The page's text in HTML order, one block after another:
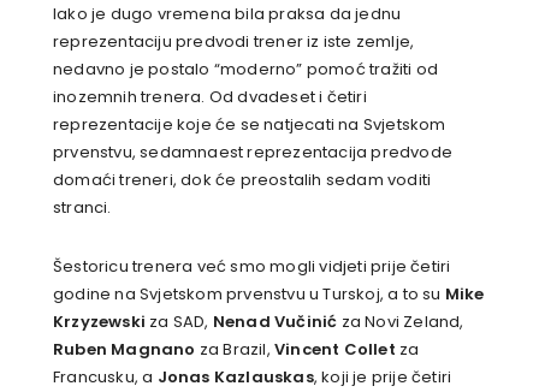
Iako je dugo vremena bila praksa da jednu
reprezentaciju predvodi trener iz iste zemlje,
nedavno je postalo “moderno” pomoć tražiti od
inozemnih trenera. Od dvadeset i četiri
reprezentacije koje će se natjecati na Svjetskom
prvenstvu, sedamnaest reprezentacija predvode
domaći treneri, dok će preostalih sedam voditi
stranci.
Šestoricu trenera već smo mogli vidjeti prije četiri
godine na Svjetskom prvenstvu u Turskoj, a to su Mike
Krzyzewski za SAD, Nenad Vučinić za Novi Zeland,
Ruben Magnano za Brazil,Vincent Collet za
Francusku, a Jonas Kazlauskas, koji je prije četiri